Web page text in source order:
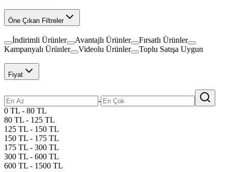
Öne Çıkan Filtreler
İndirimli Ürünler Avantajlı Ürünler
Fırsatlı Ürünler
Kampanyalı Ürünler
Videolu Ürünler Toplu Satışa Uygun
Fiyat
-
0 TL - 80 TL
80 TL - 125 TL
125 TL - 150 TL
150 TL - 175 TL
175 TL - 300 TL
300 TL - 600 TL
600 TL - 1500 TL